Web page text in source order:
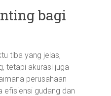
bagi
tiba yang jelas,
tetapi akurasi juga
perusahaan
efisiensi gudang dan